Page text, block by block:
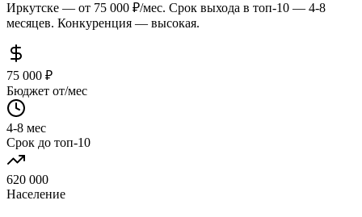
Иркутске — от 75 000 ₽/мес. Срок выхода в топ-10 — 4-8
месяцев. Конкуренция — высокая.
75 000 ₽
Бюджет от/мес
4-8 мес
Срок до топ-10
620 000
Население